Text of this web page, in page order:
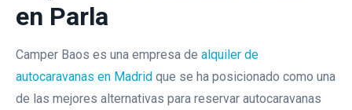
Alquiler Autocaravana Camper
De 2/4 Plazas Mclouis
MenfysVan 3
Blog
Contacto
en Parla
Camper Baos es una empresa de alquiler de
autocaravanas en Madrid que se ha posicionado como una
de las mejores alternativas para reservar autocaravanas